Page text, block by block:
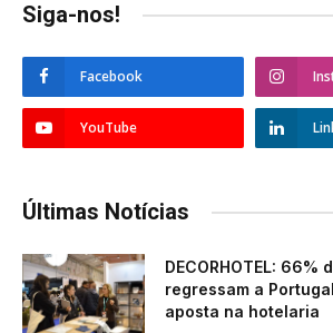
Siga-nos!
Facebook
YouTube
Últimas Notícias
DECORHOTEL: 66%
regressam a
aposta na hotelaria